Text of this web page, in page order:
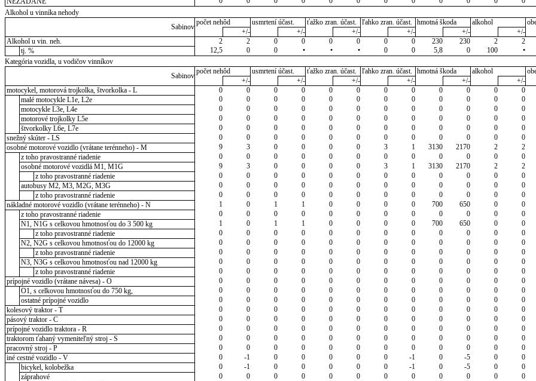
Alkohol u vinníka nehody
Sabinov
počet nehôd usmrtení účast. ťažko zran. účast. ľahko zran. účast. hmotná škoda alkohol
+/-
+/- +/- +/- +/- +/-
Alkohol u vin. neh.
2 2 0 0 0 0 0 0 230 230 2 2
tj. %
12,5 0 0 • • • 0 0 5,8 0 100 •
Kategória vozidla, u vodičov vinníkov
Sabinov
počet nehôd usmrtení účast. ťažko zran. účast. ľahko zran. účast. hmotná škoda alkohol
+/-
+/- +/- +/- +/- +/-
motocykel, motorová trojkolka, štvorkolka - L
0 0 0 0 0 0 0 0 0 0 0 0
malé motocykle L1e, L2e
0 0 0 0 0 0 0 0 0 0 0 0
motocykle L3e, L4e
0 0 0 0 0 0 0 0 0 0 0 0
motorové trojkolky L5e
0 0 0 0 0 0 0 0 0 0 0 0
štvorkolky L6e, L7e
0 0 0 0 0 0 0 0 0 0 0 0
snežný skúter - LS
0 0 0 0 0 0 0 0 0 0 0 0
osobné motorové vozidlo (vrátane terénneho) - M
9 3 0 0 0 0 3 1 3130 2170 2 2
z toho pravostranné riadenie
0 0 0 0 0 0 0 0 0 0 0 0
osobné motorové vozidlá M1, M1G
9 3 0 0 0 0 3 1 3130 2170 2 2
z toho pravostranné riadenie
0 0 0 0 0 0 0 0 0 0 0 0
autobusy M2, M3, M2G, M3G
0 0 0 0 0 0 0 0 0 0 0 0
z toho pravostranné riadenie
0 0 0 0 0 0 0 0 0 0 0 0
nákladné motorové vozidlo (vrátane terénneho) - N
1 0 1 1 0 0 0 0 700 650 0 0
z toho pravostranné riadenie
0 0 0 0 0 0 0 0 0 0 0 0
N1, N1G s celkovou hmotnosťou do 3 500 kg
1 0 1 1 0 0 0 0 700 650 0 0
z toho pravostranné riadenie
0 0 0 0 0 0 0 0 0 0 0 0
N2, N2G s celkovou hmotnosťou do 12000 kg
0 0 0 0 0 0 0 0 0 0 0 0
z toho pravostranné riadenie
0 0 0 0 0 0 0 0 0 0 0 0
N3, N3G s celkovou hmotnosťou nad 12000 kg
0 0 0 0 0 0 0 0 0 0 0 0
z toho pravostranné riadenie
0 0 0 0 0 0 0 0 0 0 0 0
prípojné vozidlo (vrátane návesa) - O
0 0 0 0 0 0 0 0 0 0 0 0
O1, s celkovou hmotnosťou do 750 kg,
0 0 0 0 0 0 0 0 0 0 0 0
ostatné prípojné vozidlo
0 0 0 0 0 0 0 0 0 0 0 0
kolesový traktor - T
0 0 0 0 0 0 0 0 0 0 0 0
pásový traktor - C
0 0 0 0 0 0 0 0 0 0 0 0
prípojné vozidlo traktora - R
0 0 0 0 0 0 0 0 0 0 0 0
traktorom ťahaný vymeniteľný stroj - S
0 0 0 0 0 0 0 0 0 0 0 0
pracovný stroj - P
0 0 0 0 0 0 0 0 0 0 0 0
iné cestné vozidlo - V
0 -1 0 0 0 0 0 -1 0 -5 0 0
bicykel, kolobežka
0 -1 0 0 0 0 0 -1 0 -5 0 0
záprahové
0 0 0 0 0 0 0 0 0 0 0 0